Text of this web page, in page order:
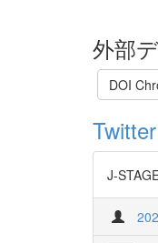
外部
DOI
Twitter
J-